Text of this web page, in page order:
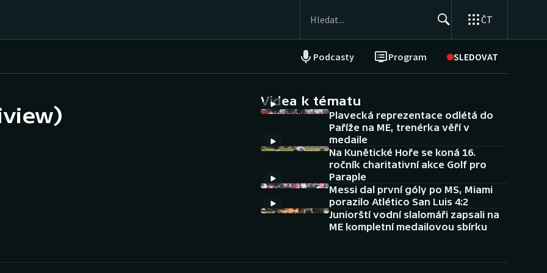
ČT
Podcasty Program SLEDOVAT
Jezdectví
NEPŘEHLÉDNĚTE
Historické návraty
Aplikace ČT sport
AZ kvíz
Videa k tématu
Plavecká reprezentace odlétá do
Paříže na ME, trenérka věří v
medaile
Na Kunětické Hoře se koná 16.
ročník charitativní akce Golf pro
Paraple
Messi dal první góly po MS, Miami
porazilo Atlético San Luis 4:2
Juniorští vodní slalomáři zapsali na
ME kompletní medailovou sbírku